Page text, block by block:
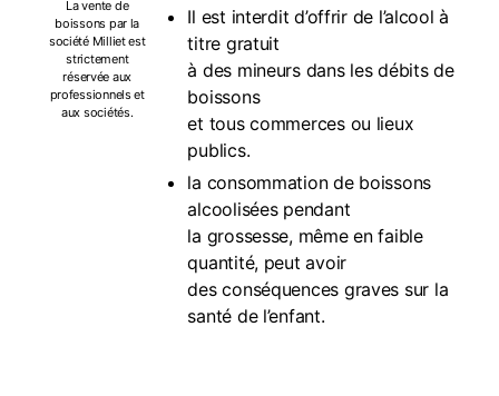
La vente de
boissons par la
société Milliet est
strictement
réservée aux
professionnels et
aux sociétés.
Il est interdit d’offrir de l’alcool à
titre gratuit
à des mineurs dans les débits de
boissons
et tous commerces ou lieux
publics.
la consommation de boissons
alcoolisées pendant
la grossesse, même en faible
quantité, peut avoir
des conséquences graves sur la
santé de l’enfant.